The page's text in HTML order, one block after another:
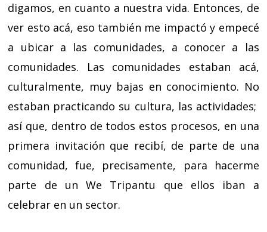
digamos, en cuanto a nuestra vida. Entonces, de
ver esto acá, eso también me impactó y empecé
a ubicar a las comunidades, a conocer a las
comunidades. Las comunidades estaban acá,
culturalmente, muy bajas en conocimiento. No
estaban practicando su cultura, las actividades;
así que, dentro de todos estos procesos, en una
primera invitación que recibí, de parte de una
comunidad, fue, precisamente, para hacerme
parte de un We Tripantu que ellos iban a
celebrar en un sector.